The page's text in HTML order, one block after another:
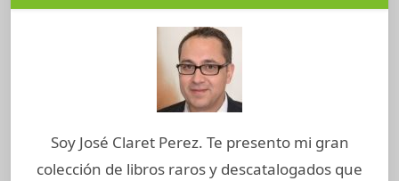
Soy José Claret Perez. Te presento mi gran
colección de libros raros y descatalogados que